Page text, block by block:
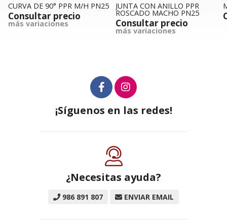
H PN25 JUNTA CON ANILLO PPR
ROSCADO MACHO PN25
Consultar precio
ML TUBO PPR 25x3.5
Consultar precio
¡Síguenos en las redes!
¿Necesitas ayuda?
986 891 807 ENVIAR EMAIL